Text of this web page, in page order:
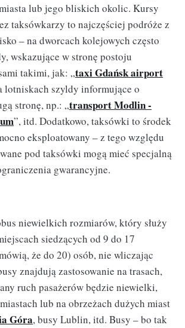
lub jego bliskich okolic. Kursy
taksówkarzy to najczęściej podróże z
– na dworcach kolejowych często
wskazujące w stronę postoju
takimi, jak: „taxi Gdańsk airport
lotniskach szyldy informujące o
stronę, np.: „transport Modlin -
”, itd. Dodatkowo, taksówki to środek
eksploatowany – z tego względu
pod taksówki mogą mieć specjalną
gwarancyjne.
niewielkich rozmiarów, który służy
siedzących od 9 do 17
że do 20) osób, nie wliczając
znajdują zastosowanie na trasach,
ruch pasażerów będzie niewielki,
lub na obrzeżach dużych miast
Góra, busy Lublin, itd. Busy – bo tak